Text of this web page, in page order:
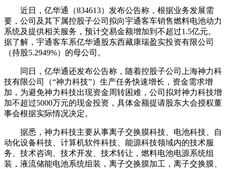
近日，亿华通（834613）发布公告称，根据业务发展需
要，公司及其下属控股子公司拟向宇通客车销售燃料电池动力
系统及提供相关服务，预计交易金额增加到不超过1.5亿元。
据了解，宇通客车系亿华通股东西藏康瑞盈实投资有限公司
（持股5.2949%）的母公司。
同日，亿华通还发布公告称，随着控股子公司上海神力科
技有限公司（“神力科技”）生产任务快速增长，资金需求增
加，为避免神力科技出现资金周转困难，公司拟对神力科技增
加不超过5000万元的现金投资，具体金额提请股东大会授权董
事会根据实际情况决定。
据悉，神力科技主要从事离子交换膜科技、电池科技、自
动化设备科技、计算机软件科技、能源科技领域内的技术服
务、技术咨询、技术开发、技术转让，燃料电池电源系统组
装，液流储能电池系统组装，离子交换膜加工，离子交换膜、